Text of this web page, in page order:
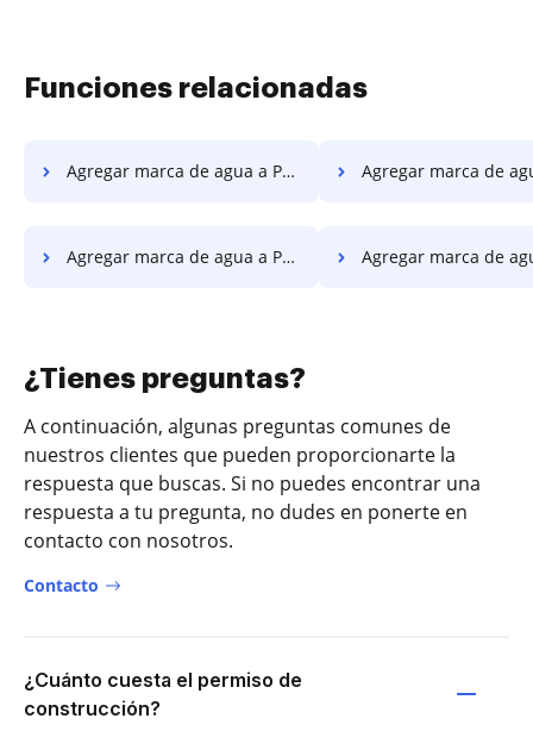
Funciones relacionadas
Agregar marca de agua a PDF y convertir PDF a PNG en Xiaomi Agregar marca de agua a PDF y convertir PDF a
Agregar marca de agua a PDF y convertir PDF a PNG en Lenovo Agregar marca de agua a PDF y convertir PDF a
¿Tienes preguntas?
A continuación, algunas preguntas comunes de
nuestros clientes que pueden proporcionarte la
respuesta que buscas. Si no puedes encontrar una
respuesta a tu pregunta, no dudes en ponerte en
contacto con nosotros.
Contacto
¿Cuánto cuesta el permiso de
construcción?